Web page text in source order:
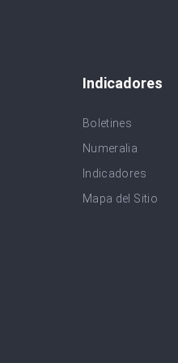
Indicadores
Boletines
Numeralia
Indicadores
Mapa del Sitio